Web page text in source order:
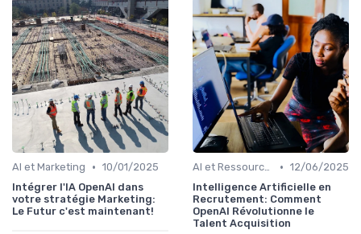
AI et Marketing • 10/01/2025
Intégrer l'IA OpenAI dans
votre stratégie Marketing:
Le Futur c'est maintenant!
AI et Ressources Humaines • 12/06/2025
Intelligence Artificielle en
Recrutement: Comment
OpenAI Révolutionne le
Talent Acquisition